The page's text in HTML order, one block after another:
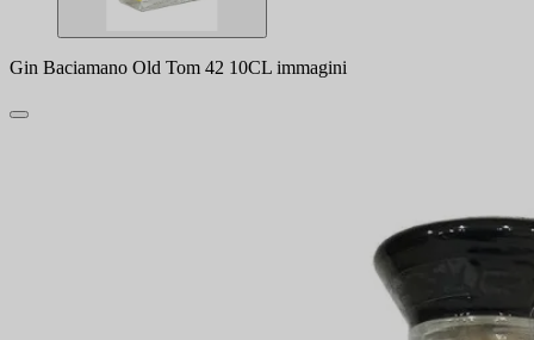
Gin Baciamano Old Tom 42 10CL immagini